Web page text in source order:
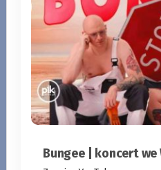
Bungee | koncert we